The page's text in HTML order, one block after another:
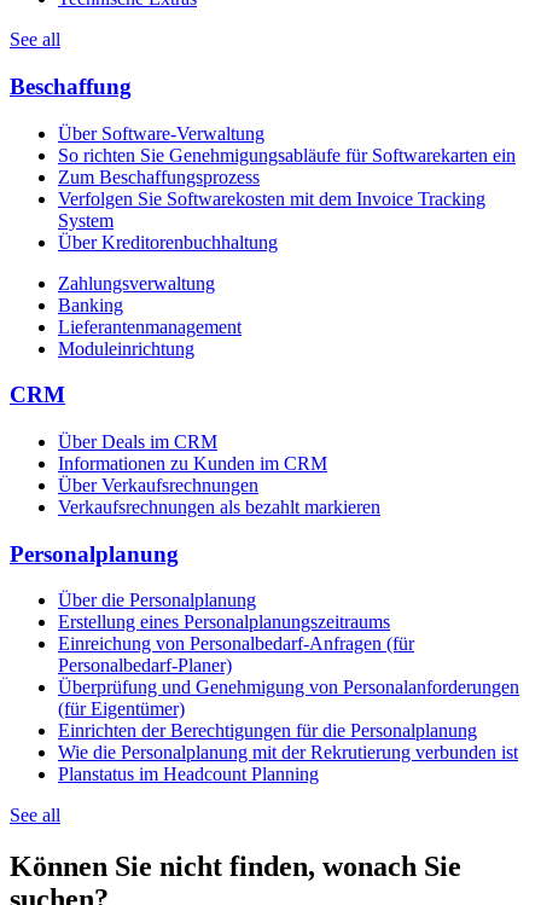
See all
Beschaffung
Über Software-Verwaltung
So richten Sie Genehmigungsabläufe für Softwarekarten ein
Zum Beschaffungsprozess
Verfolgen Sie Softwarekosten mit dem Invoice Tracking
System
Über Kreditorenbuchhaltung
Zahlungsverwaltung
Banking
Lieferantenmanagement
Moduleinrichtung
CRM
Über Deals im CRM
Informationen zu Kunden im CRM
Über Verkaufsrechnungen
Verkaufsrechnungen als bezahlt markieren
Personalplanung
Über die Personalplanung
Erstellung eines Personalplanungszeitraums
Einreichung von Personalbedarf-Anfragen (für
Personalbedarf-Planer)
Überprüfung und Genehmigung von Personalanforderungen
(für Eigentümer)
Einrichten der Berechtigungen für die Personalplanung
Wie die Personalplanung mit der Rekrutierung verbunden ist
Planstatus im Headcount Planning
See all
Können Sie nicht finden, wonach Sie